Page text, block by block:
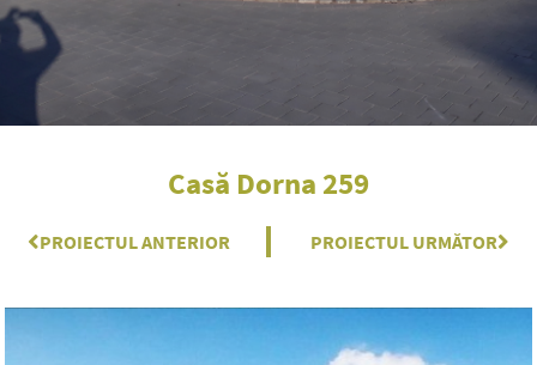
Casă Dorna 259
Prev
PROIECTUL ANTERIOR PROIECTUL URMĂTOR